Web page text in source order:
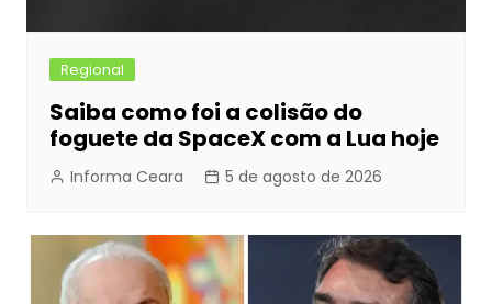
Regional
Saiba como foi a colisão do
foguete da SpaceX com a Lua hoje
Informa Ceara 5 de agosto de 2026